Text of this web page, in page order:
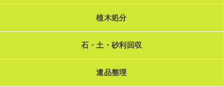
植木処分
石・土・砂利回収
遺品整理